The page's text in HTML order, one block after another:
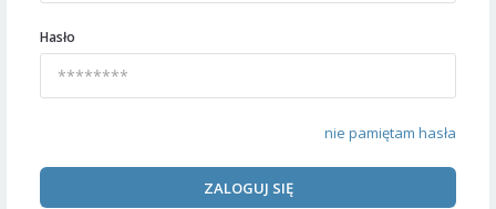
Hasło
nie pamiętam hasła
ZALOGUJ SIĘ